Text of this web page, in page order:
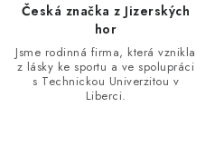
Česká značka z Jizerských
hor
Jsme rodinná firma, která vznikla
z lásky ke sportu a ve spolupráci
s Technickou Univerzitou v
Liberci.